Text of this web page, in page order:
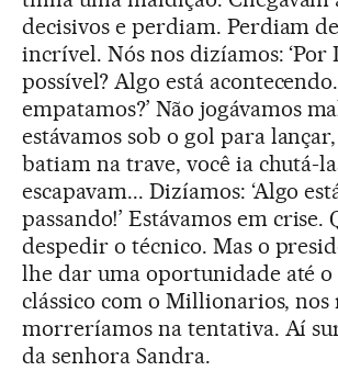
decisivos e perdiam. Perdiam
incrível. Nós nos dizíamos: ‘Por
possível? Algo está
empatamos?’ Não jogávamos
estávamos sob o gol para
batiam na trave, você ia chutá-
escapavam... Dizíamos: ‘Algo
passando!’ Estávamos em crise.
despedir o técnico. Mas o
lhe dar uma oportunidade até o
clássico com o Millionarios,
morreríamos na tentativa. Aí
da senhora Sandra.